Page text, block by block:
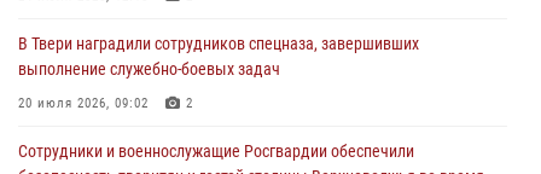
Представители Росгвардии провели спортивно — патриотическое
мероприятие для воспитанников летнего лагеря в Тверской области
(видео)
В Твери наградили сотрудников спецназа, завершивших
выполнение служебно-боевых задач
20 июля 2026, 09:02 2
Сотрудники и военнослужащие Росгвардии обеспечили